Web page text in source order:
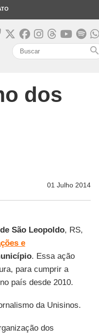
search
dos
01 Julho 2014
São Leopoldo, RS,
e
. Essa ação
para cumprir a
país desde 2010.
da Unisinos.
dos